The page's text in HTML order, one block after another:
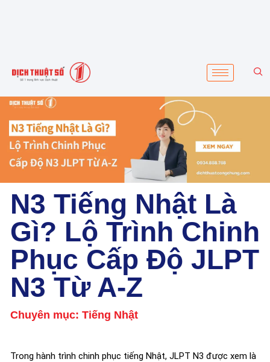
N3 Tiếng Nhật Là
Gì? Lộ Trình Chinh
Phục Cấp Độ JLPT
N3 Từ A-Z
Chuyên mục: Tiếng Nhật
Trong hành trình chinh phục tiếng Nhật, JLPT N3 được xem là